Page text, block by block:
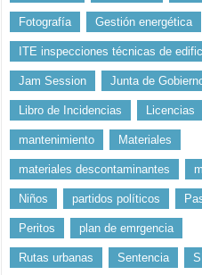
Fotografía Gestión energética
ITE inspecciones técnicas de
Jam Session Junta de
Libro de Incidencias Licencias
mantenimiento Materiales
materiales descontaminantes
Niños partidos políticos
Peritos plan de emrgencia
Rutas urbanas Sentencia